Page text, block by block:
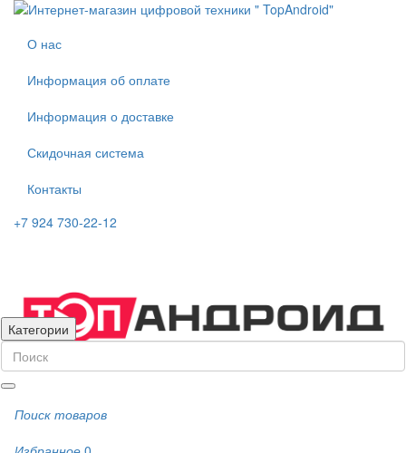
О нас
Информация об оплате
Информация о доставке
Скидочная система
Контакты
+7 924 730-22-12
Категории
Поиск товаров